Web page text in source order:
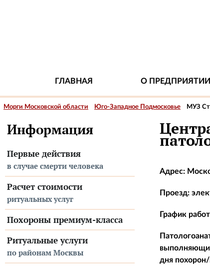
ГЛАВНАЯ О ПРЕДПРИЯТИИ
Морги Московской области Юго-Западное Подмосковье МУЗ
Информация
Первые действия
в случае смерти человека
Расчет стоимости
ритуальных услуг
Похороны премиум-класса
Ритуальные услуги
по районам Москвы
Адрес:
Проезд:
График
дня